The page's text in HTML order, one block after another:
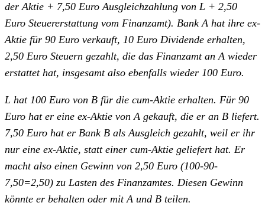
der Aktie + 7,50 Euro Ausgleichzahlung von L + 2,50
Euro Steuererstattung vom Finanzamt). Bank A hat ihre ex-
Aktie für 90 Euro verkauft, 10 Euro Dividende erhalten,
2,50 Euro Steuern gezahlt, die das Finanzamt an A wieder
erstattet hat, insgesamt also ebenfalls wieder 100 Euro.
L hat 100 Euro von B für die cum-Aktie erhalten. Für 90
Euro hat er eine ex-Aktie von A gekauft, die er an B liefert.
7,50 Euro hat er Bank B als Ausgleich gezahlt, weil er ihr
nur eine ex-Aktie, statt einer cum-Aktie geliefert hat. Er
macht also einen Gewinn von 2,50 Euro (100-90-
7,50=2,50) zu Lasten des Finanzamtes. Diesen Gewinn
könnte er behalten oder mit A und B teilen.